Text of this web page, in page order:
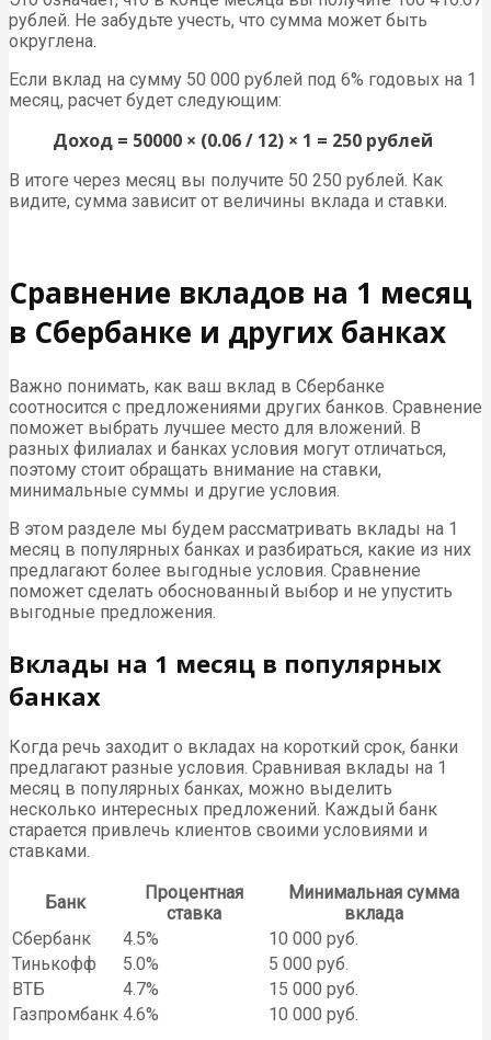
рублей. Не забудьте учесть, что сумма может быть
округлена.
Если вклад на сумму 50 000 рублей под 6% годовых на 1
месяц, расчет будет следующим:
Доход = 50000 × (0.06 / 12) × 1 = 250 рублей
В итоге через месяц вы получите 50 250 рублей. Как
видите, сумма зависит от величины вклада и ставки.
Сравнение вкладов на 1 месяц
в Сбербанке и других банках
Важно понимать, как ваш вклад в Сбербанке
соотносится с предложениями других банков. Сравнение
поможет выбрать лучшее место для вложений. В
разных филиалах и банках условия могут отличаться,
поэтому стоит обращать внимание на ставки,
минимальные суммы и другие условия.
В этом разделе мы будем рассматривать вклады на 1
месяц в популярных банках и разбираться, какие из них
предлагают более выгодные условия. Сравнение
поможет сделать обоснованный выбор и не упустить
выгодные предложения.
Вклады на 1 месяц в популярных
банках
Когда речь заходит о вкладах на короткий срок, банки
предлагают разные условия. Сравнивая вклады на 1
месяц в популярных банках, можно выделить
несколько интересных предложений. Каждый банк
старается привлечь клиентов своими условиями и
ставками.
Банк
Процентная
ставка
Минимальная сумма
вклада
Сбербанк
4.5%
10 000 руб.
Тинькофф
5.0%
5 000 руб.
ВТБ
4.7%
15 000 руб.
Газпромбанк 4.6%
10 000 руб.